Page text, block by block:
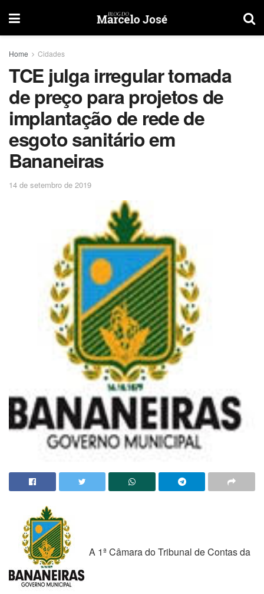
Home Cidades
TCE julga irregular tomada
de preço para projetos de
implantação de rede de
esgoto sanitário em
Bananeiras
14 de setembro de 2019
A 1ª Câmara do Tribunal de Contas da